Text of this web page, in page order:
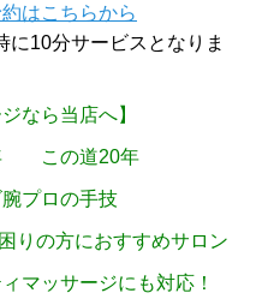
はこちらから
に10分サービスとなりま
なら当店へ】
この道20年
プロの手技
りの方におすすめサロン
マッサージにも対応！